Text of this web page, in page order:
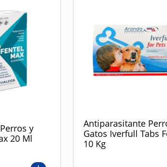
y
20 Ml
Antiparasitante
Gatos Iverfull Tabs
10 Kg